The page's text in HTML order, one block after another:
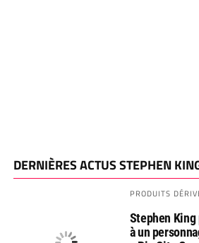
DERNIÈRES ACTUS STEPHEN
PRODUITS
Stephen
à un